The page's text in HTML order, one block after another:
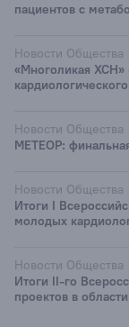
пациентов с
Новости Общества
«Многоликая ХСН»
Новости Общества
МЕТЕОР:
Новости Общества
Итоги I
молодых
Новости Общества
Итоги II-го
проектов в